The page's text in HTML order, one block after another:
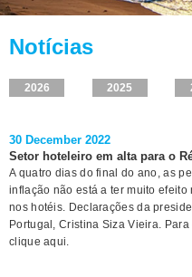
Notícias
2026 2025
30 December 2022
Setor hoteleiro em alta para o
A quatro dias do final do ano, as
inflação não está a ter muito
nos hotéis. Declarações da
Portugal, Cristina Siza Vieira.
clique aqui.